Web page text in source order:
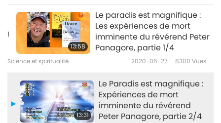
1
13:58
Le paradis est magnifique :
Les expériences de mort
imminente du révérend Peter
Panagore, partie 1/4
Science et spiritualité 2020-06-27 8300 Vues
13:31
Le Paradis est magnifique :
Expériences de mort
imminente du révérend
Peter Panagore, partie 2/4